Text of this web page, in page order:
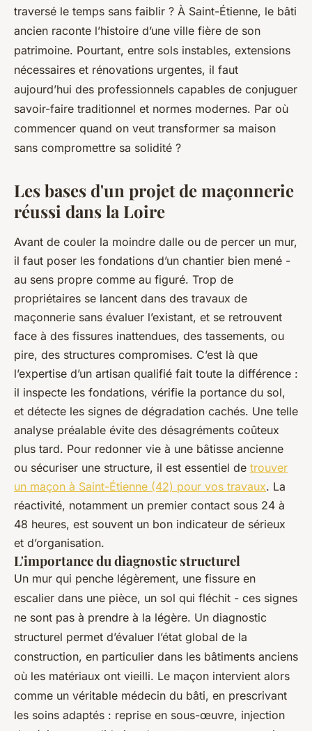
traversé le temps sans faiblir ? À Saint-Étienne, le bâti
ancien raconte l’histoire d’une ville fière de son
patrimoine. Pourtant, entre sols instables, extensions
nécessaires et rénovations urgentes, il faut
aujourd’hui des professionnels capables de conjuguer
savoir-faire traditionnel et normes modernes. Par où
commencer quand on veut transformer sa maison
sans compromettre sa solidité ?
Les bases d'un projet de maçonnerie
réussi dans la Loire
Avant de couler la moindre dalle ou de percer un mur,
il faut poser les fondations d’un chantier bien mené -
au sens propre comme au figuré. Trop de
propriétaires se lancent dans des travaux de
maçonnerie sans évaluer l’existant, et se retrouvent
face à des fissures inattendues, des tassements, ou
pire, des structures compromises. C’est là que
l’expertise d’un artisan qualifié fait toute la différence :
il inspecte les fondations, vérifie la portance du sol,
et détecte les signes de dégradation cachés. Une telle
analyse préalable évite des désagréments coûteux
plus tard. Pour redonner vie à une bâtisse ancienne
ou sécuriser une structure, il est essentiel de trouver
un maçon à Saint-Étienne (42) pour vos travaux. La
réactivité, notamment un premier contact sous 24 à
48 heures, est souvent un bon indicateur de sérieux
et d’organisation.
L'importance du diagnostic structurel
Un mur qui penche légèrement, une fissure en
escalier dans une pièce, un sol qui fléchit - ces signes
ne sont pas à prendre à la légère. Un diagnostic
structurel permet d’évaluer l’état global de la
construction, en particulier dans les bâtiments anciens
où les matériaux ont vieilli. Le maçon intervient alors
comme un véritable médecin du bâti, en prescrivant
les soins adaptés : reprise en sous-œuvre, injection